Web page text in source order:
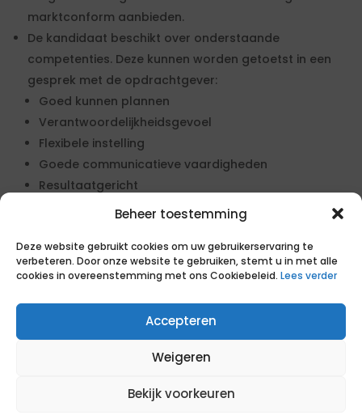
Beheer toestemming
Deze website gebruikt cookies om uw gebruikerservaring te
verbeteren. Door onze website te gebruiken, stemt u in met alle
cookies in overeenstemming met ons Cookiebeleid. Lees verder
Accepteren
Weigeren
Bekijk voorkeuren
marktconform aanbieden.
De kandidaat beschikt over onderstaande
competenties. Deze kunnen worden getoetst in een
gesprek met de opdrachtgever:
Goed kunnen plannen
Verantwoordelijkheidsgevoel
Flexibele instelling
Goede communicatieve vaardigheden
Resultaatgericht
Geïnteresseerd in deze opdracht?
Zo gaan wij te werk
1. Reageer op de opdracht Specialist
Wanneer je op deze opdracht reageert, starten wij
direct met het beoordelen van een mogelijke match.